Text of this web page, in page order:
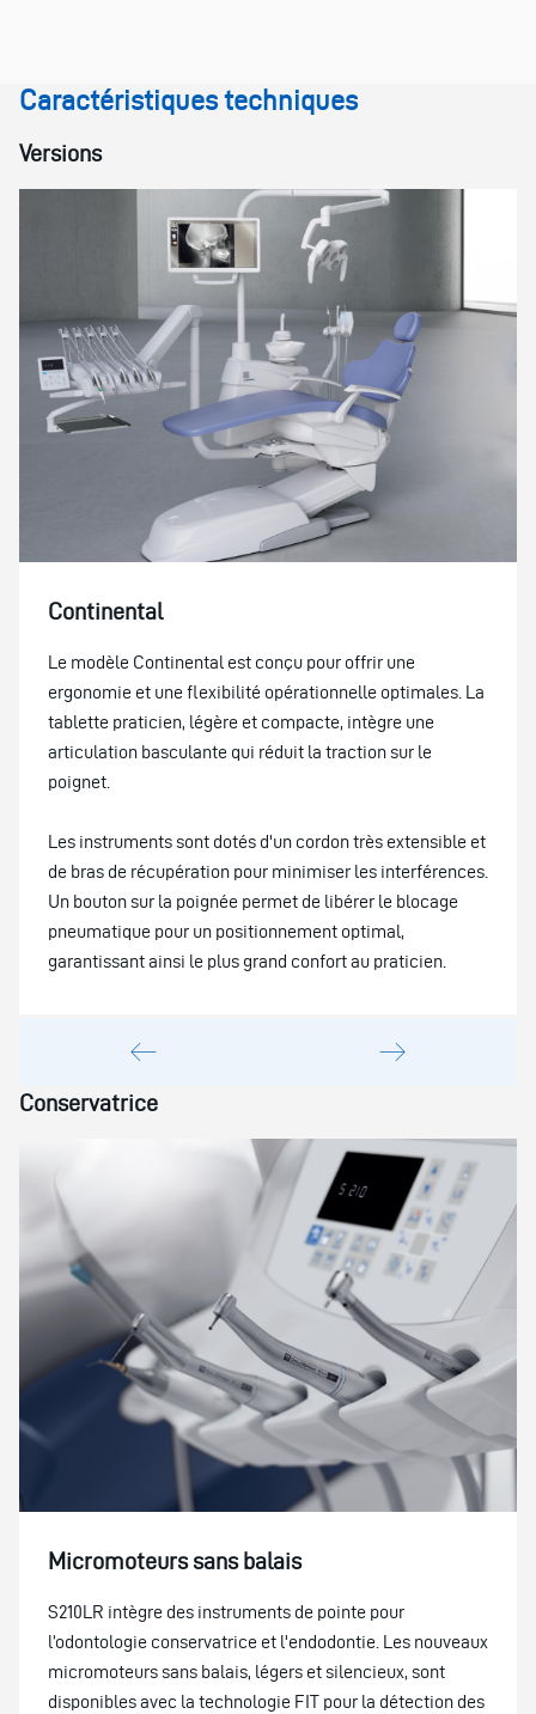
Caractéristiques techniques
Versions
Continental
Le modèle Continental est conçu pour offrir une
ergonomie et une flexibilité opérationnelle optimales. La
tablette praticien, légère et compacte, intègre une
articulation basculante qui réduit la traction sur le
poignet.
Les instruments sont dotés d'un cordon très extensible et
de bras de récupération pour minimiser les interférences.
Un bouton sur la poignée permet de libérer le blocage
pneumatique pour un positionnement optimal,
garantissant ainsi le plus grand confort au praticien.
Conservatrice
Micromoteurs sans balais
S210LR intègre des instruments de pointe pour
l’odontologie conservatrice et l'endodontie. Les nouveaux
micromoteurs sans balais, légers et silencieux, sont
disponibles avec la technologie FIT pour la détection des